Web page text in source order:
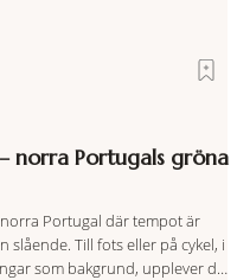
norra Portugals gröna
Portugal där tempot är
Till fots eller på cykel, i
som bakgrund, upplever du